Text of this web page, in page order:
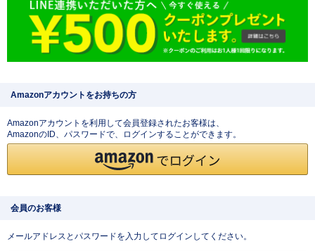
Amazonアカウントをお持ちの方
Amazonアカウントを利用して会員登録されたお客様は、
AmazonのID、パスワードで、ログインすることができます。
会員のお客様
メールアドレスとパスワードを入力してログインしてください。